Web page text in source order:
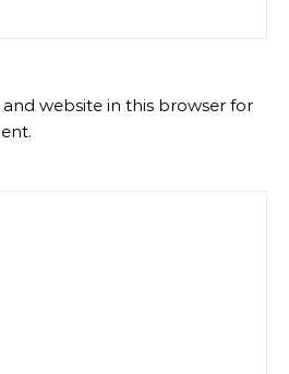
website in this browser for